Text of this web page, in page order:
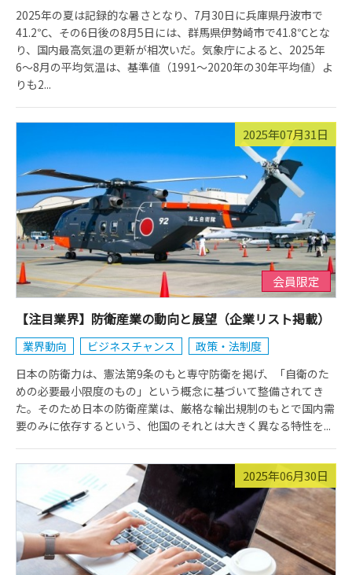
2025年の夏は記録的な暑さとなり、7月30日に兵庫県丹波市で
41.2℃、その6日後の8月5日には、群馬県伊勢崎市で41.8℃とな
り、国内最高気温の更新が相次いだ。気象庁によると、2025年
6〜8月の平均気温は、基準値（1991〜2020年の30年平均値）よ
りも2...
2025年07月31日
会員限定
【注目業界】防衛産業の動向と展望（企業リスト掲載）
業界動向 ビジネスチャンス
政策・法制度
日本の防衛力は、憲法第9条のもと専守防衛を掲げ、「自衛のた
めの必要最小限度のもの」という概念に基づいて整備されてき
た。そのため日本の防衛産業は、厳格な輸出規制のもとで国内需
要のみに依存するという、他国のそれとは大きく異なる特性を...
2025年06月30日